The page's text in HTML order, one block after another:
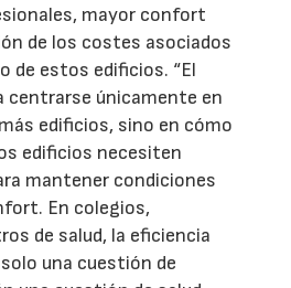
mayor confort
de los costes asociados
de estos edificios. “El
centrarse únicamente en
edificios, sino en cómo
edificios necesiten
mantener condiciones
En colegios,
de salud, la eficiencia
una cuestión de